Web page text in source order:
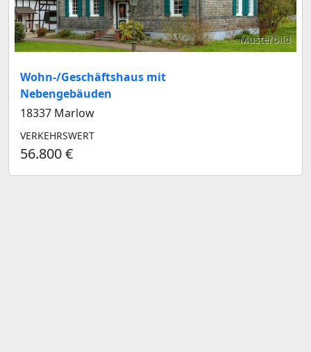
Musterbild
Wohn-/Geschäftshaus mit
Nebengebäuden
18337 Marlow
VERKEHRSWERT
56.800 €